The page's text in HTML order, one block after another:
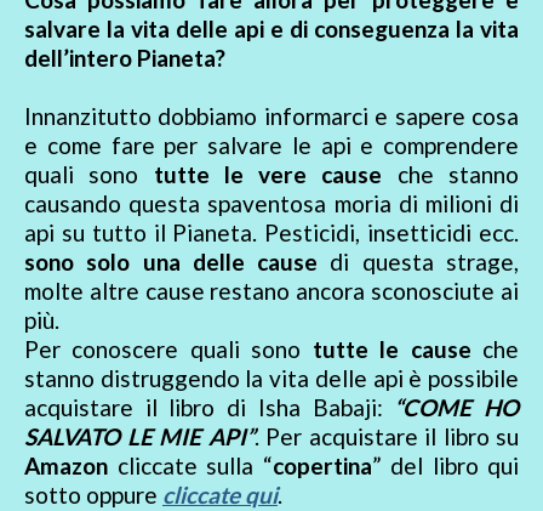
salvare la vita delle api e di conseguenza la vita
dell’intero Pianeta?
Innanzitutto dobbiamo informarci e sapere cosa
e come fare per salvare le api e comprendere
quali sono tutte le vere cause che stanno
causando questa spaventosa moria di milioni di
api su tutto il Pianeta. Pesticidi, insetticidi ecc.
sono solo una delle cause di questa strage,
molte altre cause restano ancora sconosciute ai
più.
Per conoscere quali sono tutte le cause che
stanno distruggendo la vita delle api è possibile
acquistare il libro di Isha Babaji: “COME HO
SALVATO LE MIE API”. Per acquistare il libro su
Amazon cliccate sulla “copertina” del libro qui
sotto oppure cliccate qui.